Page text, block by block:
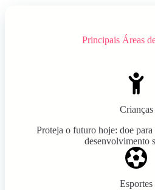
Principais Áreas
Crianças
Proteja o futuro hoje: doe
desenvolvimento
Esportes